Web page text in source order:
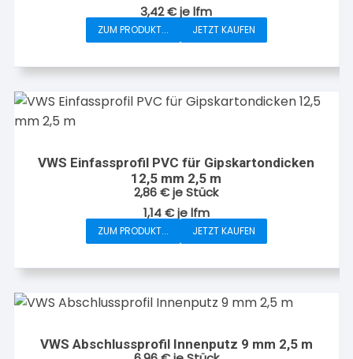
3,42€jelfm
ZUM PRODUKT... JETZT KAUFEN
VWS Einfassprofil PVC für Gipskartondicken
12,5 mm 2,5 m
2,86€je Stück
1,14€jelfm
ZUM PRODUKT... JETZT KAUFEN
VWS Abschlussprofil Innenputz 9 mm 2,5 m